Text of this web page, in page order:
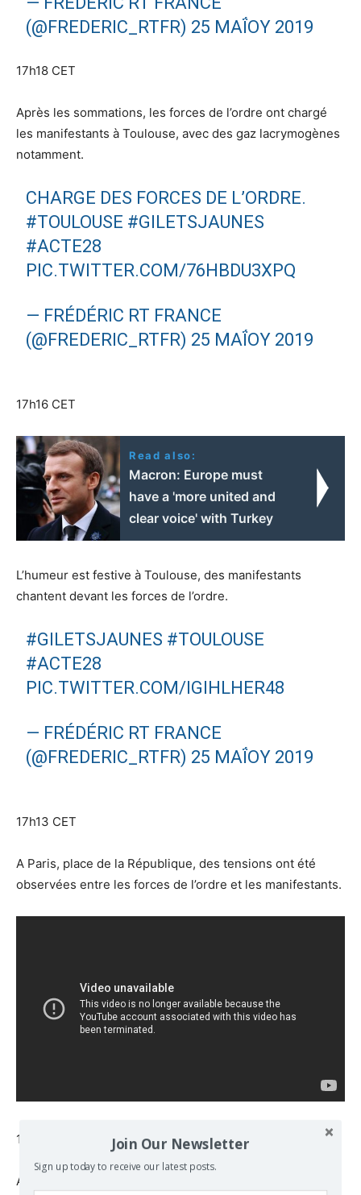
(@FREDERIC_RTFR) 25 ΜΑΪ́ΟΥ 2019
17h18 CET
Après les sommations, les forces de l’ordre ont chargé
les manifestants à Toulouse, avec des gaz lacrymogènes
notamment.
CHARGE DES FORCES DE L’ORDRE.
#TOULOUSE #GILETSJAUNES
#ACTE28
PIC.TWITTER.COM/76HBDU3XPQ
— FRÉDÉRIC RT FRANCE
(@FREDERIC_RTFR) 25 ΜΑΪ́ΟΥ 2019
17h16 CET
Read also:
Macron: Europe must
have a 'more united and
clear voice' with Turkey
L’humeur est festive à Toulouse, des manifestants
chantent devant les forces de l’ordre.
#GILETSJAUNES #TOULOUSE
#ACTE28
PIC.TWITTER.COM/IGIHLHER48
— FRÉDÉRIC RT FRANCE
(@FREDERIC_RTFR) 25 ΜΑΪ́ΟΥ 2019
17h13 CET
A Paris, place de la République, des tensions ont été
observées entre les forces de l’ordre et les manifestants.
17h12 CET
A Toulouse, les Gilets jaunes appellent toujours à la
Join Our Newsletter
Sign up today to receive our latest posts.